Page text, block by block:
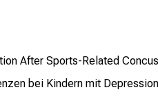
After Sports-Related
bei Kindern mit